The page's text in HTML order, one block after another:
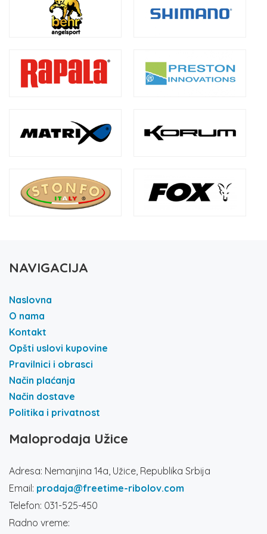
NAVIGACIJA
Naslovna
O nama
Kontakt
Opšti uslovi kupovine
Pravilnici i obrasci
Način plaćanja
Način dostave
Politika i privatnost
Maloprodaja Užice
Adresa: Nemanjina 14a, Užice, Republika Srbija
Email: prodaja@freetime-ribolov.com
Telefon: 031-525-450
Radno vreme: